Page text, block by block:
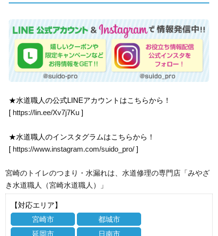
★水道職人の公式LINEアカウントはこちらから！
[ https://lin.ee/Xv7j7Ku ]
★水道職人のインスタグラムはこちらから！
[ https://www.instagram.com/suido_pro/ ]
宮崎のトイレのつまり・水漏れは、水道修理の専門店「みやざ
き水道職人（宮崎水道職人）」
【対応エリア】
宮崎市
都城市
延岡市
日南市